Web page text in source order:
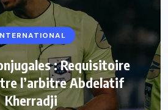
: Requisitoire
l’arbitre Abdelatif
Kherradji